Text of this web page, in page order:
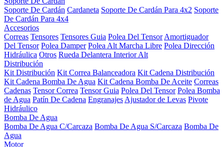
Soporte De Cardán Cardaneta Soporte De Cardán Para 4x2 Soporte
De Cardán Para 4x4
Accesorios
Correas Tensores Tensores Guia Polea Del Tensor Amortiguador
Del Tensor Polea Damper Polea Alt Marcha Libre Polea Dirección
Hidráulica Otros Rueda Delantera Interior Alt
Distribución
Kit Distribución Kit Correa Balanceadora Kit Cadena Distribución
Kit Cadena Bomba De Agua Kit Cadena Bomba De Aceite Correas
Cadenas Tensor Correa Tensor Guia Polea Del Tensor Polea Bomba
de Agua Patín De Cadena Engranajes Ajustador de Levas Pivote
Hidráulico
Bomba De Agua
Bomba De Agua C/Carcaza Bomba De Agua S/Carcaza Bomba De
Agua
Motor